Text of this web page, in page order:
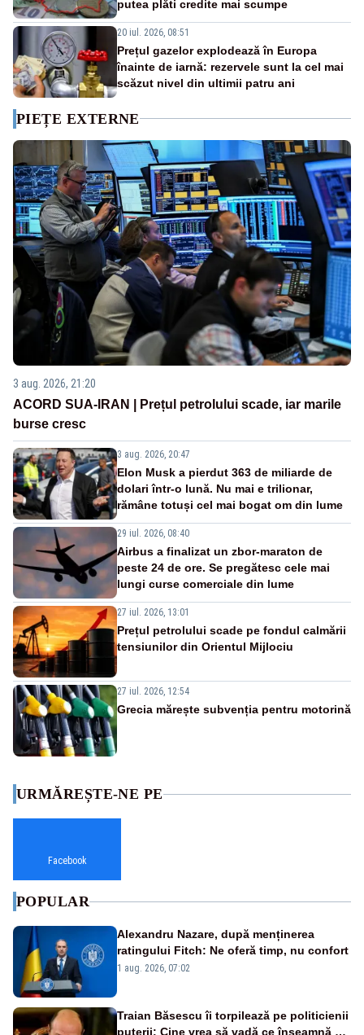
putea plăti credite mai scumpe
20 iul. 2026, 08:51
Prețul gazelor explodează în Europa
înainte de iarnă: rezervele sunt la cel mai
scăzut nivel din ultimii patru ani
PIEȚE EXTERNE
3 aug. 2026, 21:20
ACORD SUA-IRAN | Prețul petrolului scade, iar marile
burse cresc
3 aug. 2026, 20:47
Elon Musk a pierdut 363 de miliarde de
dolari într-o lună. Nu mai e trilionar,
rămâne totuși cel mai bogat om din lume
29 iul. 2026, 08:40
Airbus a finalizat un zbor-maraton de
peste 24 de ore. Se pregătesc cele mai
lungi curse comerciale din lume
27 iul. 2026, 13:01
Prețul petrolului scade pe fondul calmării
tensiunilor din Orientul Mijlociu
27 iul. 2026, 12:54
Grecia mărește subvenția pentru motorină
URMĂREȘTE-NE PE
Facebook
POPULAR
Alexandru Nazare, după menținerea
ratingului Fitch: Ne oferă timp, nu confort
1 aug. 2026, 07:02
Traian Băsescu îi torpilează pe politicienii
puterii: Cine vrea să vadă ce înseamnă să